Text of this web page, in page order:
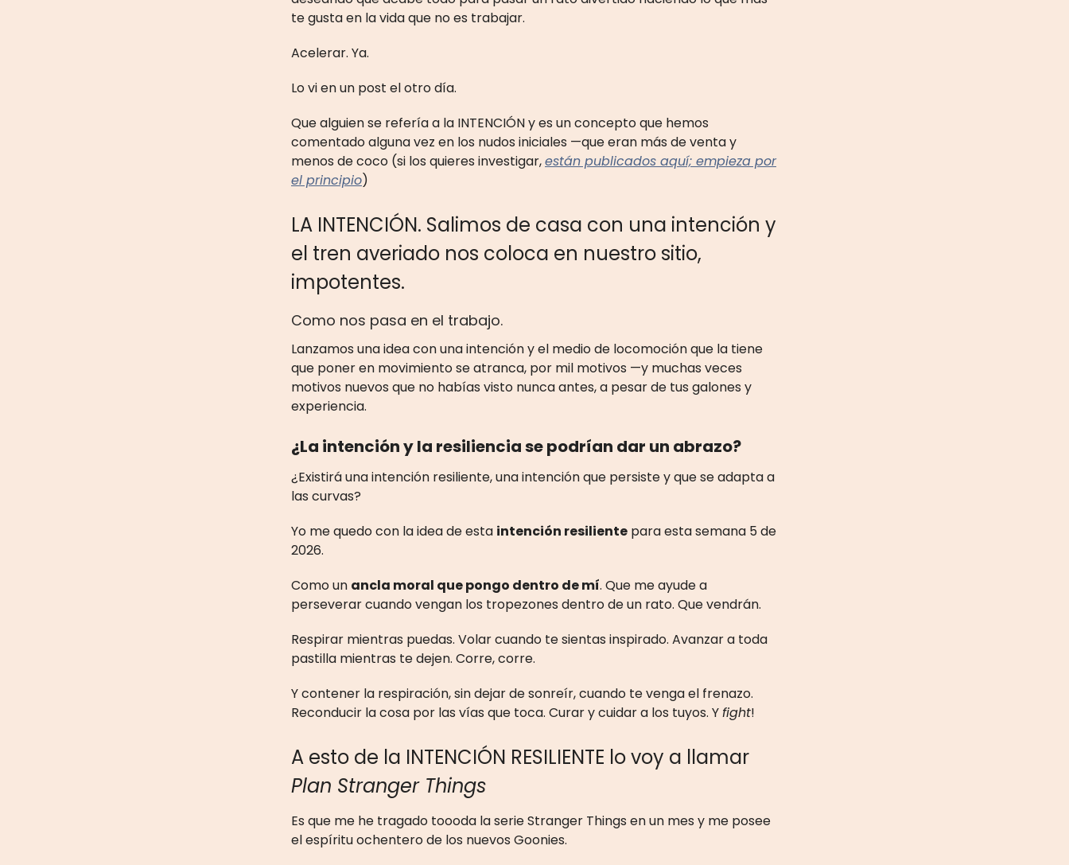
te gusta en la vida que no es trabajar.
Acelerar. Ya.
Lo vi en un post el otro día.
Que alguien se refería a la INTENCIÓN y es un concepto que hemos
comentado alguna vez en los nudos iniciales —que eran más de venta y
menos de coco (si los quieres investigar,están publicados aquí; empieza por
el principio)
LA INTENCIÓN. Salimos de casa con una intención y
el tren averiado nos coloca en nuestro sitio,
impotentes.
Como nos pasa en el trabajo.
Lanzamos una idea con una intención y el medio de locomoción que la tiene
que poner en movimiento se atranca, por mil motivos —y muchas veces
motivos nuevos que no habías visto nunca antes, a pesar de tus galones y
experiencia.
¿La intención y la resiliencia se podrían dar un abrazo?
¿Existirá una intención resiliente, una intención que persiste y que se adapta a
las curvas?
Yo me quedo con la idea de esta intención resiliente para esta semana 5 de
2026.
Como un ancla moral que pongo dentro de mí. Que me ayude a
perseverar cuando vengan los tropezones dentro de un rato. Que vendrán.
Respirar mientras puedas. Volar cuando te sientas inspirado. Avanzar a toda
pastilla mientras te dejen. Corre, corre.
Y contener la respiración, sin dejar de sonreír, cuando te venga el frenazo.
Reconducir la cosa por las vías que toca. Curar y cuidar a los tuyos. Yfight!
A esto de la INTENCIÓN RESILIENTE lo voy a llamar
Plan Stranger Things
Es que me he tragado toooda la serie Stranger Things en un mes y me posee
el espíritu ochentero de los nuevos Goonies.